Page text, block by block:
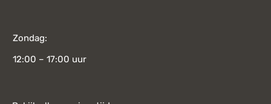
Zondag:
12:00 – 17:00 uur